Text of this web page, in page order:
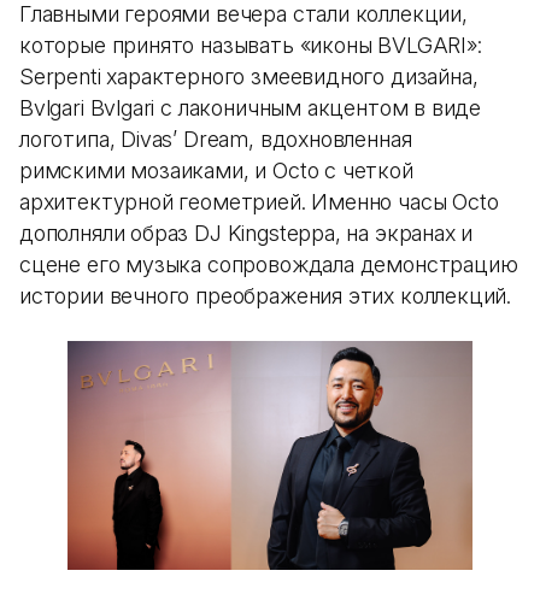
Главными героями вечера стали коллекции,
которые принято называть «иконы BVLGARI»:
Serpenti характерного змеевидного дизайна,
Bvlgari Bvlgari с лаконичным акцентом в виде
логотипа, Divas’ Dream, вдохновленная
римскими мозаиками, и Octo с четкой
архитектурной геометрией. Именно часы Octo
дополняли образ DJ Kingsteppa, на экранах и
сцене его музыка сопровождала демонстрацию
истории вечного преображения этих коллекций.